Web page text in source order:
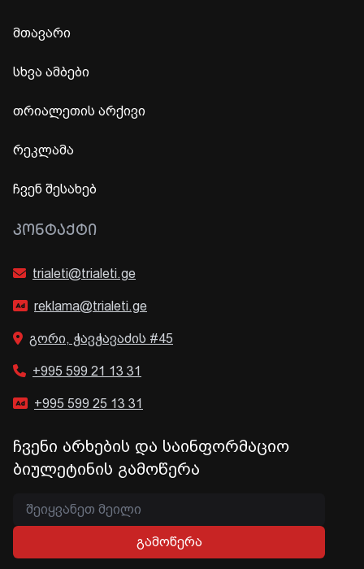
მთავარი
სხვა ამბები
თრიალეთის არქივი
რეკლამა
ჩვენ შესახებ
ᲙᲝᲜᲢᲐᲥᲢᲘ
trialeti@trialeti.ge
reklama@trialeti.ge
გორი, ჭავჭავაძის #45
+995 599 21 13 31
+995 599 25 13 31
ჩვენი არხების და საინფორმაციო
ბიულეტინის გამოწერა
გამოწერა